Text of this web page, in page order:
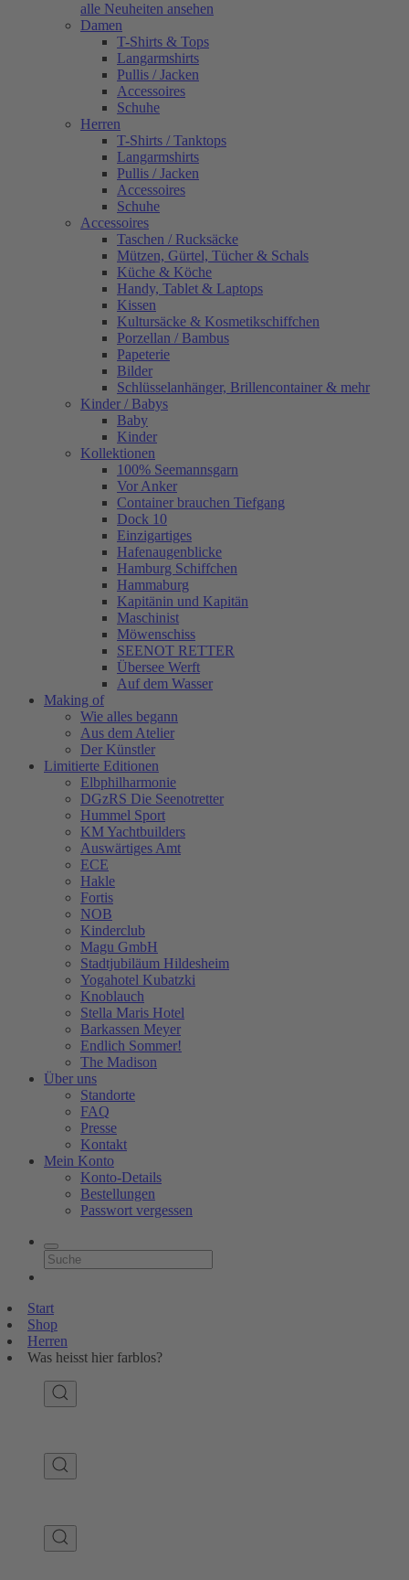
alle Neuheiten ansehen
Damen
T-Shirts & Tops
Langarmshirts
Pullis / Jacken
Accessoires
Schuhe
Herren
T-Shirts / Tanktops
Langarmshirts
Pullis / Jacken
Accessoires
Schuhe
Accessoires
Taschen / Rucksäcke
Mützen, Gürtel, Tücher & Schals
Küche & Köche
Handy, Tablet & Laptops
Kissen
Kultursäcke & Kosmetikschiffchen
Porzellan / Bambus
Papeterie
Bilder
Schlüsselanhänger, Brillencontainer & mehr
Kinder / Babys
Baby
Kinder
Kollektionen
100% Seemannsgarn
Vor Anker
Container brauchen Tiefgang
Dock 10
Einzigartiges
Hafenaugen­blicke
Hamburg Schiffchen
Hammaburg
Kapitänin und Kapitän
Maschinist
Möwenschiss
SEENOT RETTER
Übersee Werft
Auf dem Wasser
Making of
Wie alles begann
Aus dem Atelier
Der Künstler
Limitierte Editionen
Elbphilharmonie
DGzRS Die Seenotretter
Hummel Sport
KM Yachtbuilders
Auswärtiges Amt
ECE
Hakle
Fortis
NOB
Kinderclub
Magu GmbH
Stadtjubiläum Hildesheim
Yogahotel Kubatzki
Knoblauch
Stella Maris Hotel
Barkassen Meyer
Endlich Sommer!
The Madison
Über uns
Standorte
FAQ
Presse
Kontakt
Mein Konto
Konto-Details
Bestellungen
Passwort vergessen
Start
Shop
Herren
Was heisst hier farblos?